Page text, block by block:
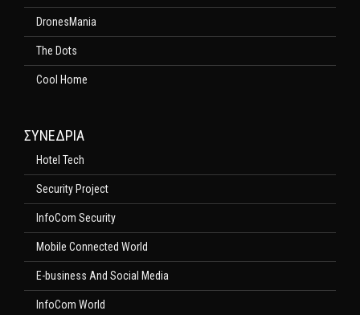
DronesMania
The Dots
Cool Home
ΣΥΝΕΔΡΙΑ
Hotel Tech
Security Project
InfoCom Security
Mobile Connected World
E-business And Social Media
InfoCom World